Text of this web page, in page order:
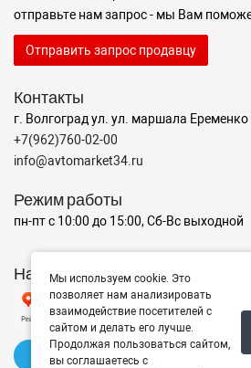
отправьте нам запрос - мы Вам
Отправить запрос продавцу
Контакты
г. Волгоград ул. ул. маршала Еременко
+7(962)760-02-00
info@avtomarket34.ru
Режим работы
пн-пт с 10:00 до 15:00, Сб-Вс выходной
Наш рейтинг на Яндексе
✍️ Оставить отзыв
Мы используем cookie. Это
позволяет нам анализировать
взаимодействие посетителей с
сайтом и делать его лучше.
Продолжая пользоваться сайтом,
вы соглашаетесь с